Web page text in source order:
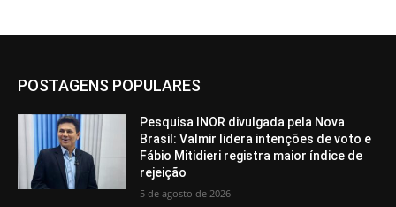
POSTAGENS POPULARES
Pesquisa INOR divulgada pela Nova
Brasil: Valmir lidera intenções de voto e
Fábio Mitidieri registra maior índice de
rejeição
5 de agosto de 2026